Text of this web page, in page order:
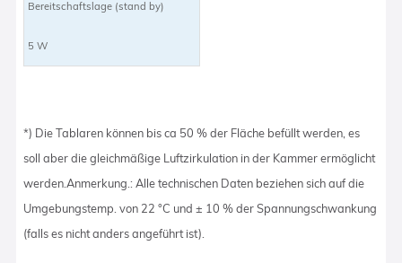
Bereitschaftslage (stand by)
5 W
*) Die Tablaren können bis ca 50 % der Fläche befüllt werden, es
soll aber die gleichmäßige Luftzirkulation in der Kammer ermöglicht
werden.Anmerkung.: Alle technischen Daten beziehen sich auf die
Umgebungstemp. von 22 °C und ± 10 % der Spannungschwankung
(falls es nicht anders angeführt ist).